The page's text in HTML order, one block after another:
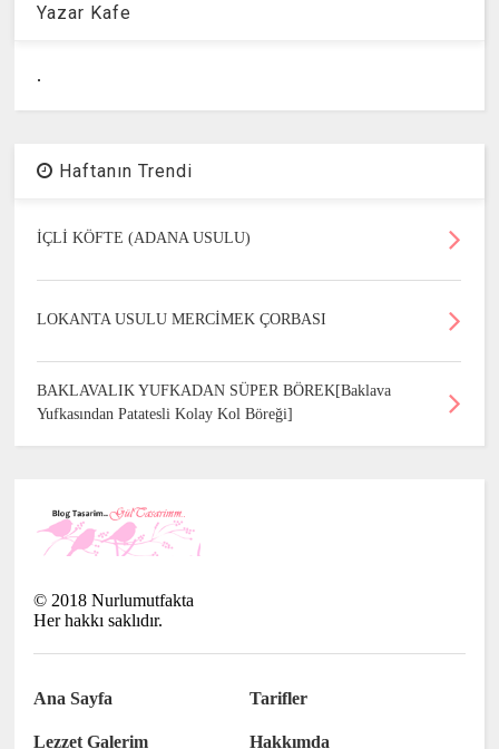
Yazar Kafe
.
Haftanın Trendi
İÇLİ KÖFTE (ADANA USULU)
LOKANTA USULU MERCİMEK ÇORBASI
BAKLAVALIK YUFKADAN SÜPER BÖREK[Baklava
Yufkasından Patatesli Kolay Kol Böreği]
© 2018 Nurlumutfakta
Her hakkı saklıdır.
Ana Sayfa Tarifler
Lezzet Galerim Hakkımda